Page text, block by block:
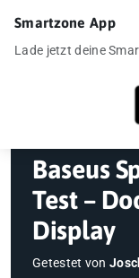
Baseus
Test –
Display
Getestet von
Smartzone App
Lade jetzt deine